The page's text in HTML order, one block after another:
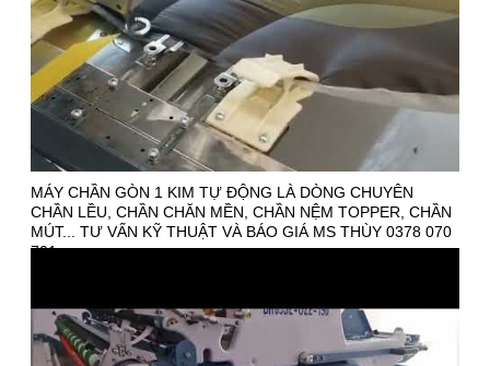
MÁY CHẦN GÒN 1 KIM TỰ ĐỘNG LÀ DÒNG CHUYÊN
CHẦN LỀU, CHẦN CHĂN MỀN, CHẦN NỆM TOPPER, CHẦN
MÚT... TƯ VẤN KỸ THUẬT VÀ BÁO GIÁ MS THÙY 0378 070
701.